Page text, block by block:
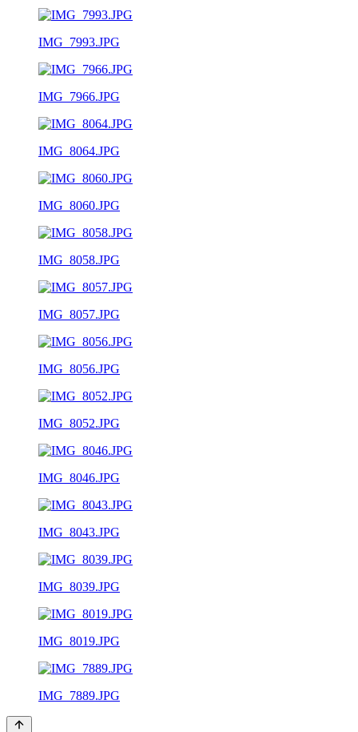
IMG_7993.JPG
IMG_7966.JPG
IMG_8064.JPG
IMG_8060.JPG
IMG_8058.JPG
IMG_8057.JPG
IMG_8056.JPG
IMG_8052.JPG
IMG_8046.JPG
IMG_8043.JPG
IMG_8039.JPG
IMG_8019.JPG
IMG_7889.JPG